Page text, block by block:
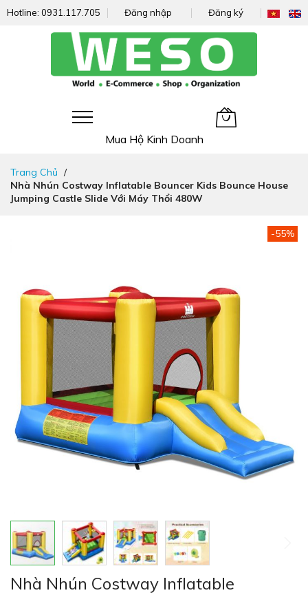
Hotline: 0931.117.705 Đăng nhập Đăng ký
Mua Hộ Kinh Doanh
nhanh
đến
nội
Trang Chủ
Nhà Nhún Costway Inflatable Bouncer Kids Bounce House
Jumping Castle Slide Với Máy Thổi 480W
của
đến
-55%
Nhà Nhún Costway Inflatable